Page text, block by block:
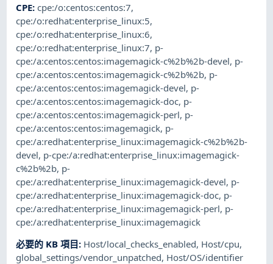
CPE:cpe:/o:centos:centos:7,
cpe:/o:redhat:enterprise_linux:5,
cpe:/o:redhat:enterprise_linux:6,
cpe:/o:redhat:enterprise_linux:7, p-
cpe:/a:centos:centos:imagemagick-c%2b%2b-devel, p-
cpe:/a:centos:centos:imagemagick-c%2b%2b, p-
cpe:/a:centos:centos:imagemagick-devel, p-
cpe:/a:centos:centos:imagemagick-doc, p-
cpe:/a:centos:centos:imagemagick-perl, p-
cpe:/a:centos:centos:imagemagick, p-
cpe:/a:redhat:enterprise_linux:imagemagick-c%2b%2b-
devel, p-cpe:/a:redhat:enterprise_linux:imagemagick-
c%2b%2b, p-
cpe:/a:redhat:enterprise_linux:imagemagick-devel, p-
cpe:/a:redhat:enterprise_linux:imagemagick-doc, p-
cpe:/a:redhat:enterprise_linux:imagemagick-perl, p-
cpe:/a:redhat:enterprise_linux:imagemagick
必要的 KB 項目: Host/local_checks_enabled, Host/cpu,
global_settings/vendor_unpatched, Host/OS/identifier